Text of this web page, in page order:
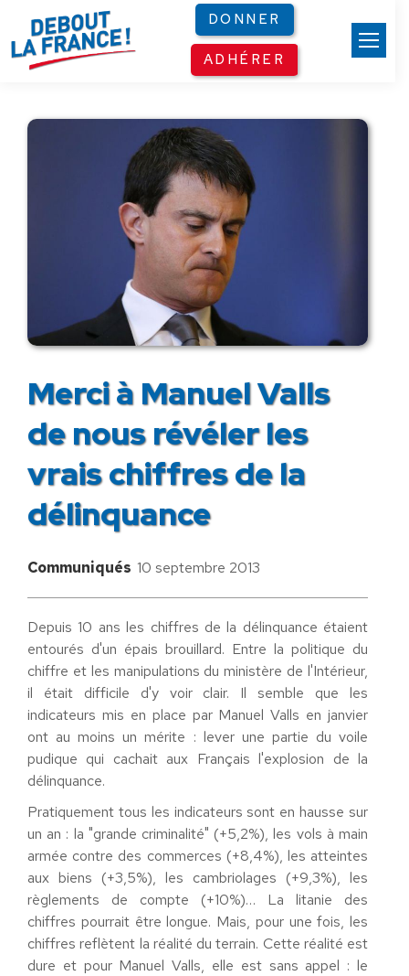
DONNER
ADHÉRER
Merci à Manuel Valls
de nous révéler les
vrais chiffres de la
délinquance
Communiqués 10 septembre 2013
Depuis 10 ans les chiffres de la délinquance étaient
entourés d'un épais brouillard. Entre la politique du
chiffre et les manipulations du ministère de l'Intérieur,
il était difficile d'y voir clair. Il semble que les
indicateurs mis en place par Manuel Valls en janvier
ont au moins un mérite : lever une partie du voile
pudique qui cachait aux Français l'explosion de la
délinquance.
Pratiquement tous les indicateurs sont en hausse sur
un an : la "grande criminalité" (+5,2%), les vols à main
armée contre des commerces (+8,4%), les atteintes
aux biens (+3,5%), les cambriolages (+9,3%), les
règlements de compte (+10%)… La litanie des
chiffres pourrait être longue. Mais, pour une fois, les
chiffres reflètent la réalité du terrain. Cette réalité est
dure et pour Manuel Valls, elle est sans appel : le
Panneau de gestion des cookies